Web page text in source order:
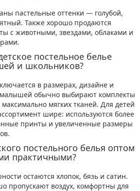
пастельные оттенки — голубой,
Также хорошо продаются
с животными, звездами, облаками и
постельное белье
и школьников?
в размерах, дизайне и
обычно выбирают комплекты
мягких тканей. Для детей
шире: используются более
принты и увеличенные размеры
постельного белья оптом
практичными?
остаются хлопок, бязь и сатин.
пропускают воздух, комфортны для